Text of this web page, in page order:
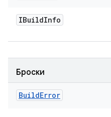
IBuildInfo
Броски
BuildError